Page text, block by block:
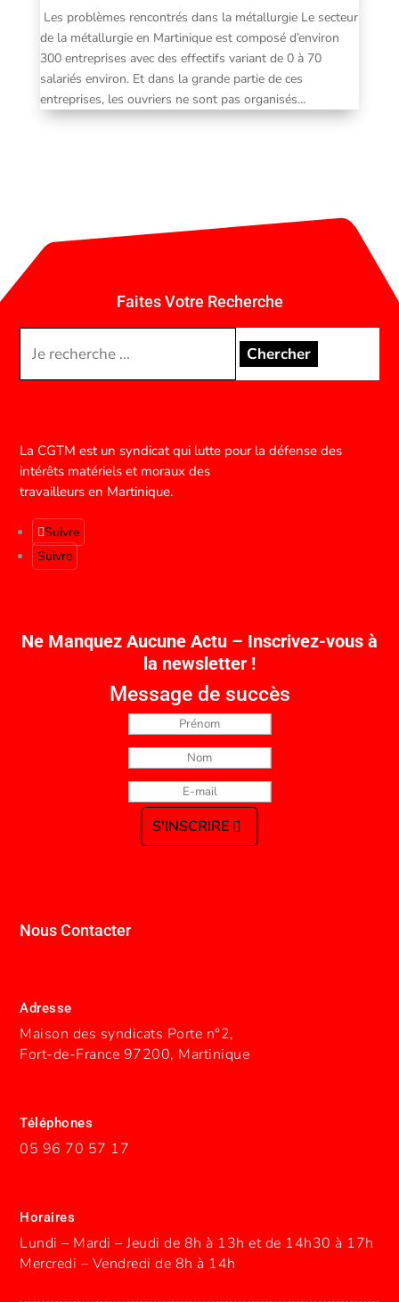
Les problèmes rencontrés dans la métallurgie Le secteur
de la métallurgie en Martinique est composé d’environ
300 entreprises avec des effectifs variant de 0 à 70
salariés environ. Et dans la grande partie de ces
entreprises, les ouvriers ne sont pas organisés...
Faites Votre Recherche
La CGTM est un syndicat qui lutte pour la défense des
intérêts matériels et moraux des
travailleurs en Martinique.
Suivre
Suivre
Ne Manquez Aucune Actu – Inscrivez-vous à
la newsletter !
Message de succès
S'INSCRIRE
Nous Contacter
Adresse
Maison des syndicats Porte n°2,
Fort-de-France 97200, Martinique
Téléphones
05 96 70 57 17
Horaires
Lundi – Mardi – Jeudi de 8h à 13h et de 14h30 à 17h
Mercredi – Vendredi de 8h à 14h